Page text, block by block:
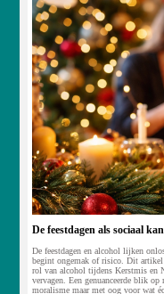
De feestdagen als sociaal
De feestdagen en alcohol lijken
begint ongemak of risico. Dit
rol van alcohol tijdens Kerstmis en
vervagen. Een genuanceerde blik
moralisme maar met oog voor wat